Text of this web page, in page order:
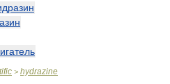
> hydrazine